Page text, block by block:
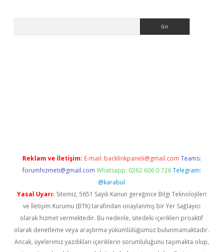
Reklam ve İletişim: E-mail: backlinkpaneli@gmail.com Teams:
forumhizmeti@gmail.com Whatsapp: 0262 606 0 726 Telegram:
@karabul
Yasal Uyarı: Sitemiz, 5651 Sayılı Kanun gereğince Bilgi Teknolojileri
ve İletişim Kurumu (BTK) tarafından onaylanmış bir Yer Sağlayıcı
olarak hizmet vermektedir. Bu nedenle, sitedeki içerikleri proaktif
olarak denetleme veya araştırma yükümlülüğümüz bulunmamaktadır.
Ancak, üyelerimiz yazdıkları içeriklerin sorumluluğunu taşımakta olup,